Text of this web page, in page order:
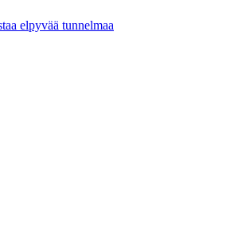
elpyvää tunnelmaa